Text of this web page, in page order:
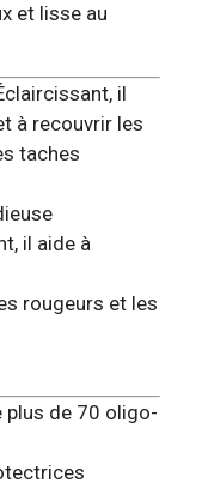
et lisse au
il
à recouvrir les
taches
il aide à
rougeurs et les
plus de 70 oligo-